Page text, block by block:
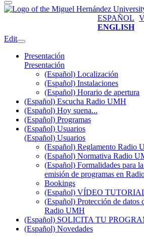
ESPAÑOL
ENGLISH
Edit
Presentación
Presentación
(Español) Localización
(Español) Instalaciones
(Español) Horario de apertura
(Español) Escucha Radio UMH
(Español) Hoy suena...
(Español) Programas
(Español) Usuarios
(Español) Usuarios
(Español) Reglamento Radio
(Español) Normativa Radio
(Español) Formalidades para
emisión de programas en
Bookings
(Español) VÍDEO
(Español) Protección de datos
Radio UMH
(Español) SOLICITA TU
(Español) Novedades